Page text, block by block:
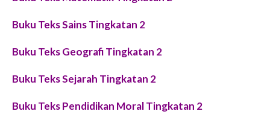
Buku Teks Sains Tingkatan 2
Buku Teks Geografi Tingkatan 2
Buku Teks Sejarah Tingkatan 2
Buku Teks Pendidikan Moral Tingkatan 2